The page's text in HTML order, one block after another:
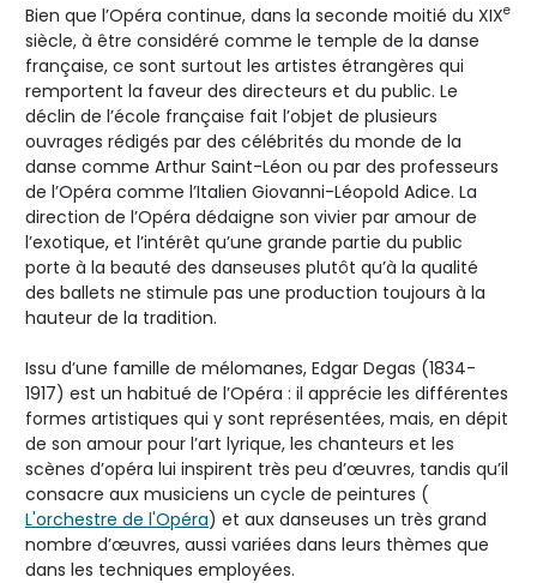
Bien que l’Opéra continue, dans la seconde moitié du XIXe
siècle, à être considéré comme le temple de la danse
française, ce sont surtout les artistes étrangères qui
remportent la faveur des directeurs et du public. Le
déclin de l’école française fait l’objet de plusieurs
ouvrages rédigés par des célébrités du monde de la
danse comme Arthur Saint-Léon ou par des professeurs
de l’Opéra comme l’Italien Giovanni-Léopold Adice. La
direction de l’Opéra dédaigne son vivier par amour de
l’exotique, et l’intérêt qu’une grande partie du public
porte à la beauté des danseuses plutôt qu’à la qualité
des ballets ne stimule pas une production toujours à la
hauteur de la tradition.
Issu d’une famille de mélomanes, Edgar Degas (1834-
1917) est un habitué de l’Opéra : il apprécie les différentes
formes artistiques qui y sont représentées, mais, en dépit
de son amour pour l’art lyrique, les chanteurs et les
scènes d’opéra lui inspirent très peu d’œuvres, tandis qu’il
consacre aux musiciens un cycle de peintures (
L'orchestre de l'Opéra) et aux danseuses un très grand
nombre d’œuvres, aussi variées dans leurs thèmes que
dans les techniques employées.